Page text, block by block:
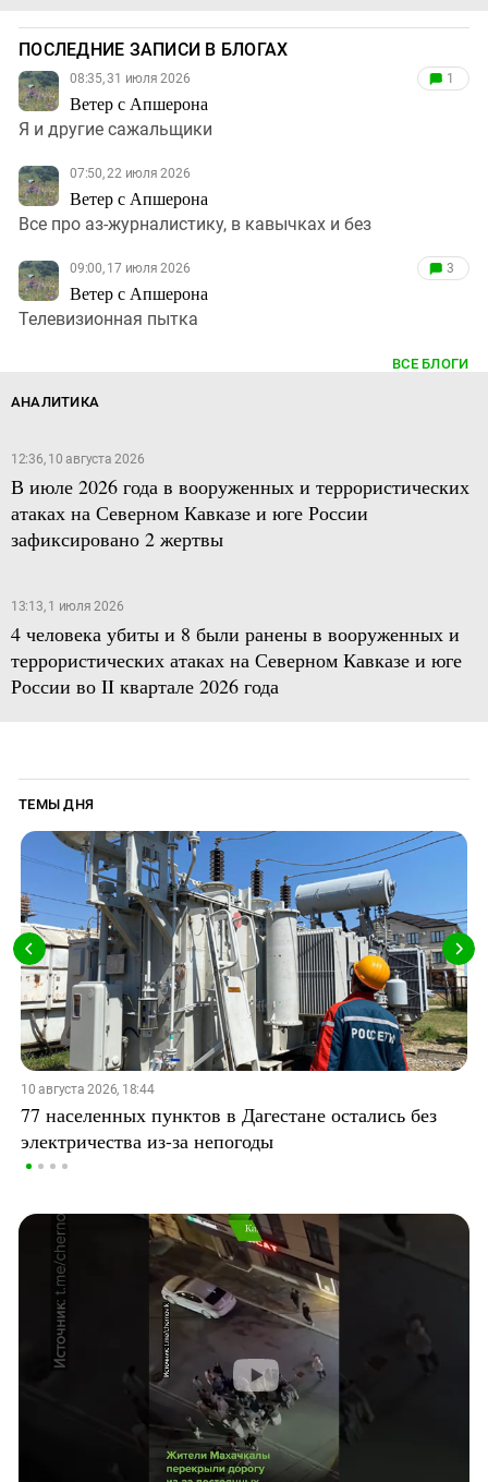
ПОСЛЕДНИЕ ЗАПИСИ В БЛОГАХ
08:35, 31 июля 2026
Ветер с Апшерона
1
Я и другие сажальщики
07:50, 22 июля 2026
Ветер с Апшерона
Все про аз-журналистику, в кавычках и без
09:00, 17 июля 2026
Ветер с Апшерона
3
Телевизионная пытка
ВСЕ БЛОГИ
АНАЛИТИКА
12:36, 10 августа 2026
В июле 2026 года в вооруженных и террористических
атаках на Северном Кавказе и юге России
зафиксировано 2 жертвы
13:13, 1 июля 2026
4 человека убиты и 8 были ранены в вооруженных и
террористических атаках на Северном Кавказе и юге
России во II квартале 2026 года
ТЕМЫ ДНЯ
10 августа 2026, 18:44
77 населенных пунктов в Дагестане остались без
электричества из-за непогоды